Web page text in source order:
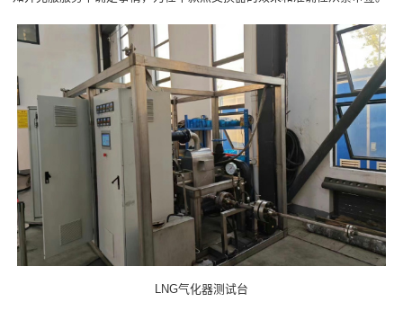
LNG气化器测试台